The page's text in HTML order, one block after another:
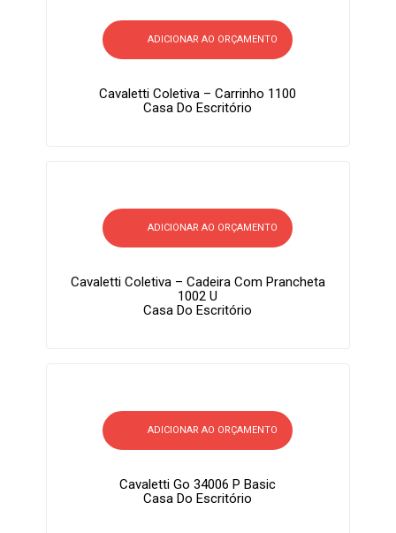
ADICIONAR AO ORÇAMENTO
Cavaletti Coletiva – Carrinho 1100
Casa Do Escritório
ADICIONAR AO ORÇAMENTO
Cavaletti Coletiva – Cadeira Com Prancheta
1002 U
Casa Do Escritório
ADICIONAR AO ORÇAMENTO
Cavaletti Go 34006 P Basic
Casa Do Escritório